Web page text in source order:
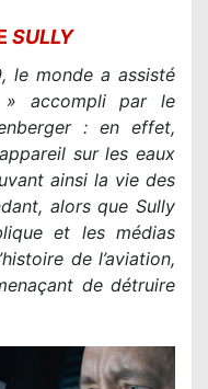
SULLY
le monde a assisté
» accompli par le
: en effet,
sur les eaux
ainsi la vie des
alors que Sully
et les médias
de l’aviation,
de détruire